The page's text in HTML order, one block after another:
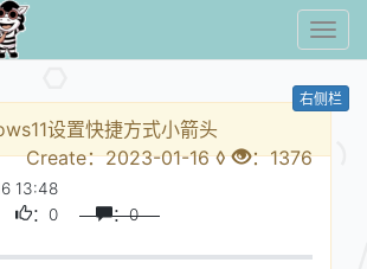
右侧栏
设置快捷方式小箭头
Create：2023-01-16 ◊
：1376
13:48
：0 ：0